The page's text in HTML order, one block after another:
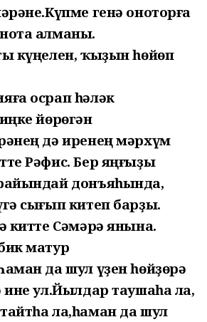
генә оноторға
алманы.
күңелен, ҡыҙын һөйөп
осрап һәләк
йөрөгән
дә иренең мәрхүм
Рәфис. Бер яңғыҙы
донъяһында,
сығып китеп барҙы.
китте Сәмәрә янына.
матур
да шул үҙен һөйҙөрә
ине ул.Йылдар таушаһа ла,
ла,һаман да шул